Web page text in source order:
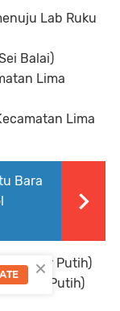
Lab Ruku
Balai)
Lima
Lima
Bara
Air Putih)
Air Putih)
×